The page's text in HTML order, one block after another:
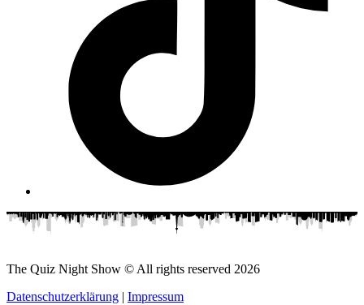
The Quiz Night Show © All rights reserved 2026
Datenschutzerklärung | Impressum